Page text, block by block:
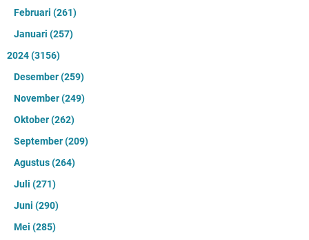
Februari (261)
Januari (257)
2024(3156)
Desember(259)
November(249)
Oktober(262)
September(209)
Agustus(264)
Juli (271)
Juni (290)
Mei (285)